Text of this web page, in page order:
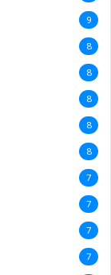
9
8
8
8
8
8
7
7
7
7